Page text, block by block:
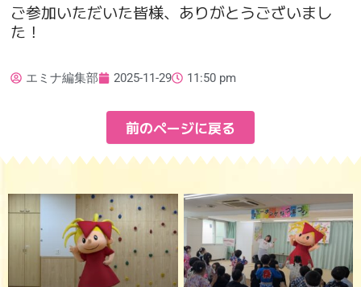
ご参加いただいた皆様、ありがとうございまし
た！
エミナ編集部 2025-11-29 11:50 pm
前のページに戻る